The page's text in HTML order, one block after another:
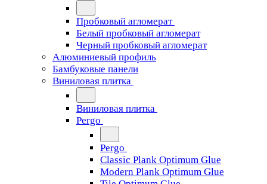
Пробковый агломерат
Белый пробковый агломерат
Черный пробковый агломерат
Алюминиевый профиль
Бамбуковые панели
Виниловая плитка
Виниловая плитка
Pergo
Pergo
Classic Plank Optimum Glue
Modern Plank Optimum Glue